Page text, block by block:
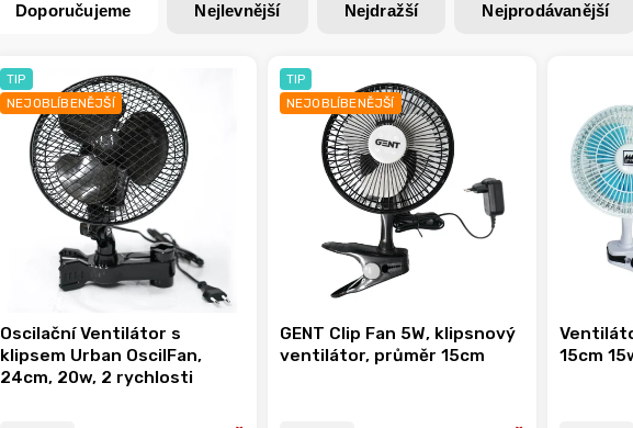
Doporučujeme Nejlevnější Nejdražší Nejprodávanější
TIP
NEJOBLÍBENĚJŠÍ
Oscilační Ventilátor s
klipsem Urban OscilFan,
24cm, 20w, 2 rychlosti
TIP
NEJOBLÍBENĚJŠÍ
GENT Clip Fan 5W, klipsnový
ventilátor, průměr 15cm
15cm